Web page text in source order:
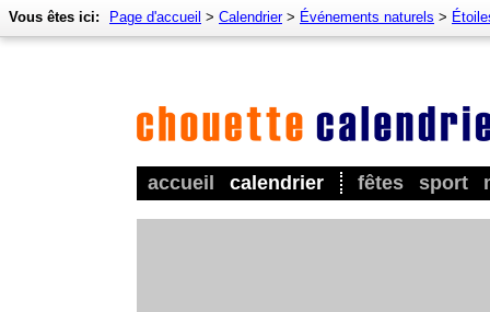
accueil calendrier fêtes sport
Vous êtes ici: Page d'accueil > Calendrier> Événements naturels >